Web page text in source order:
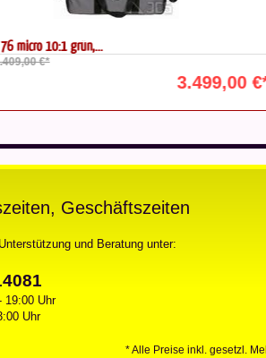
10:1 grün,...
€*
3.499,00 €*
Geschäftszeiten
und Beratung unter:
19:00 Uhr
Uhr
* Alle Preise inkl. gesetzl.